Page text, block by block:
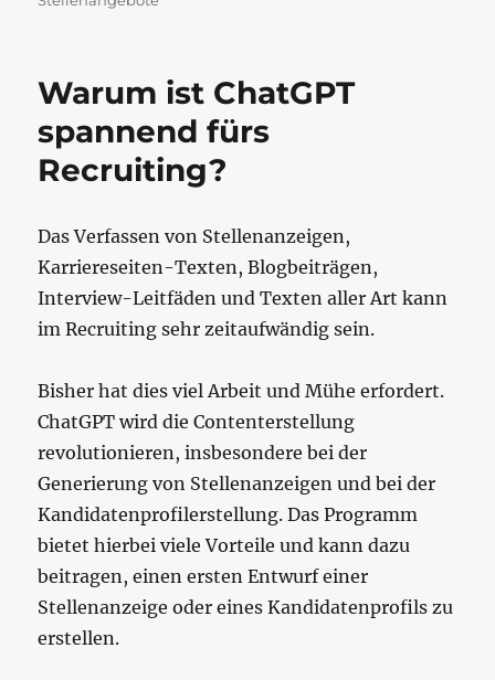
Warum ist ChatGPT
spannend fürs
Recruiting?
‍Das Verfassen von Stellenanzeigen,
Karriereseiten-Texten, Blogbeiträgen,
Interview-Leitfäden und Texten aller Art kann
im Recruiting sehr zeitaufwändig sein.
Bisher hat dies viel Arbeit und Mühe erfordert.
ChatGPT wird die Contenterstellung
revolutionieren, insbesondere bei der
Generierung von Stellenanzeigen und bei der
Kandidatenprofilerstellung. Das Programm
bietet hierbei viele Vorteile und kann dazu
beitragen, einen ersten Entwurf einer
Stellenanzeige oder eines Kandidatenprofils zu
erstellen.